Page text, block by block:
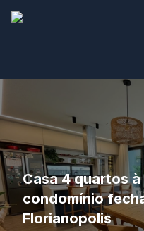
Casa 4 quartos
condomínio
Florianopolis